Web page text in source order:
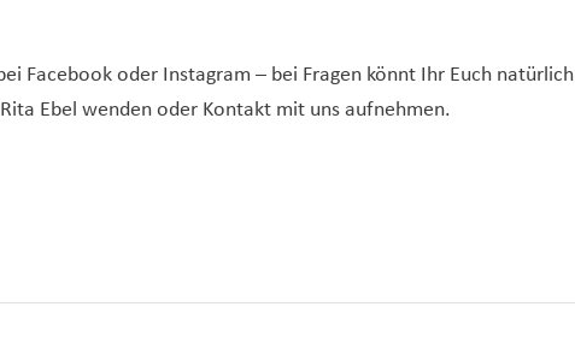
Facebook oder Instagram – bei Fragen könnt Ihr Euch natürlich
Ebel wenden oder Kontakt mit uns aufnehmen.